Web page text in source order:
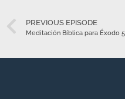
PREVIOUS EPISODE